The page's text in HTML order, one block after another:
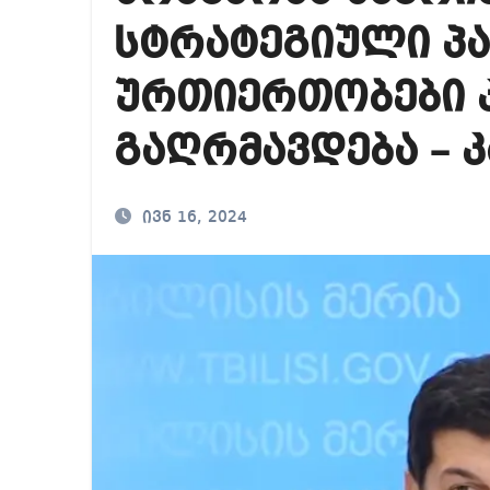
მიხეილ
თბილისში
სტრატეგიული
ურთიერთობები
გაღრმავდება –
ივნ 16, 2024